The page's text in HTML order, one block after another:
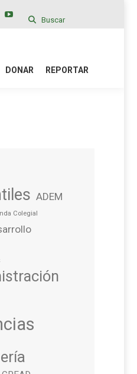
YouTube
in
Buscar
DONAR REPORTAR
ADEM
Colegial